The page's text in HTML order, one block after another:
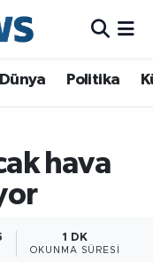
Dünya Politika
hava
1 DK
OKUNMA SÜRESI